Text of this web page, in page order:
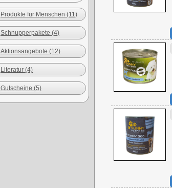
Produkte für Menschen (11)
Schnupperpakete (4)
Aktionsangebote (12)
Literatur (4)
Gutscheine (5)